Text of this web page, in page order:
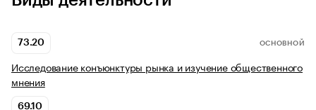
73.20 ОСНОВНОЙ
Исследование конъюнктуры рынка и изучение общественного
мнения
69.10